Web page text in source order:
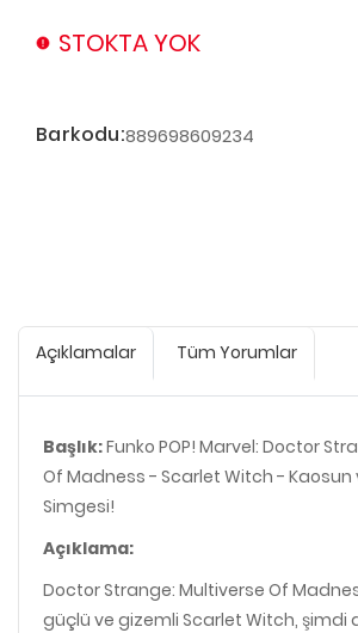
STOKTA YOK
Barkodu:889698609234
Açıklamalar Tüm Yorumlar
Başlık:Funko POP! Marvel: Doctor
Of Madness - Scarlet Witch - Kaosun
Simgesi!
Açıklama:
Doctor Strange: Multiverse Of
güçlü ve gizemli Scarlet Witch, şimdi